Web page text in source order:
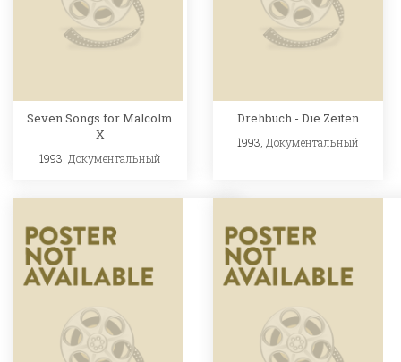
Seven Songs for Malcolm
X
1993, Документальный
Drehbuch - Die Zeiten
1993, Документальный